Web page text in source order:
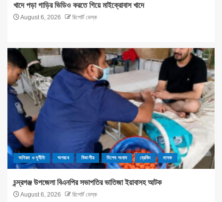
খাদে পড়া গাড়ির ভিডিও করতে গিয়ে মাইক্রোবাস খাদে
August 6, 2026 রিপোর্ট ডেস্ক
অনিয়ম ও দূর্নীতি অপরাধ বিভাগীয় বিশেষ সংবাদ ব্রেকিং মাদক
চন্দ্রগঞ্জ উপজেলা বিএনপির সভাপতির ভাতিজা ইয়াবাসহ আটক
August 6, 2026 রিপোর্ট ডেস্ক